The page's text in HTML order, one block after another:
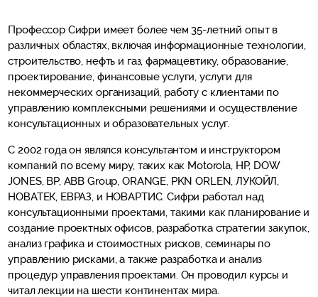
Профессор Сифри имеет более чем 35-летний опыт в
различных областях, включая информационные технологии,
строительство, нефть и газ, фармацевтику, образование,
проектирование, финансовые услуги, услуги для
некоммерческих организаций, работу с клиентами по
управлению комплексными решениями и осуществление
консультационных и образовательных услуг.
С 2002 года он являлся консультантом и инструктором
компаний по всему миру, таких как Motorola, HP, DOW
JONES, BP, ABB Group, ORANGE, PKN ORLEN, ЛУКОЙЛ,
НОВАТЕК, ЕВРАЗ, и НОВАРТИС. Сифри работал над
консультационными проектами, такими как планирование и
создание проектных офисов, разработка стратегии закупок,
анализ графика и стоимостных рисков, семинары по
управлению рисками, а также разработка и анализ
процедур управления проектами. Он проводил курсы и
читал лекции на шести континентах мира.